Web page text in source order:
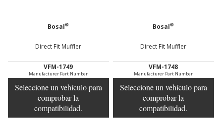
Bosal®
Direct Fit Muffler
VFM-1749
Manufacturer Part Number
Seleccione un vehículo para
comprobar la
compatibilidad.
Bosal®
Direct Fit Muffler
VFM-1748
Manufacturer Part Number
Seleccione un vehículo para
comprobar la
compatibilidad.